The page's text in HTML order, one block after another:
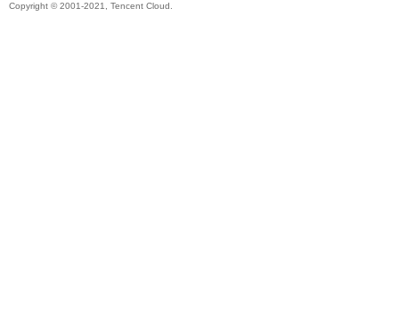
Copyright © 2001-2021, Tencent Cloud.